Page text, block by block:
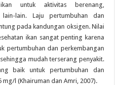
untuk aktivitas berenang,
lain. Laju pertumbuhan dan
pada kandungan oksigen. Nilai
ikan sangat penting karena
pertumbuhan dan perkembangan
mudah terserang penyakit.
baik untuk pertumbuhan dan
l (Khairuman dan Amri, 2007).